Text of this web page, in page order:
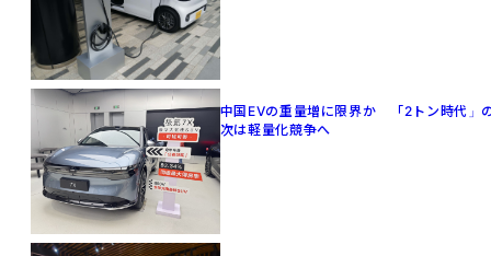
中国EVの重量増に限界か 「2トン時代」
次は軽量化競争へ